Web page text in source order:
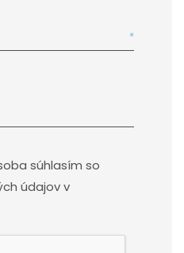
súhlasím so
údajov v